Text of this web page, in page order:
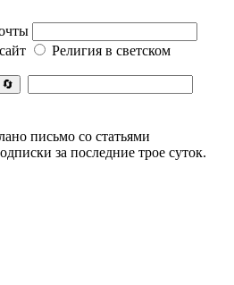
Религия в светском
🔄
письмо со статьями
за последние трое суток.